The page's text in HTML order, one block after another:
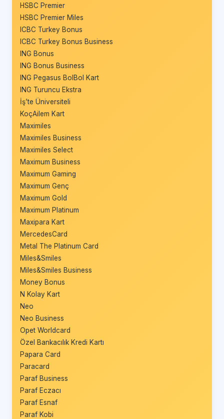
HSBC Premier
HSBC Premier Miles
ICBC Turkey Bonus
ICBC Turkey Bonus Business
ING Bonus
ING Bonus Business
ING Pegasus BolBol Kart
ING Turuncu Ekstra
İş’te Üniversiteli
KoçAilem Kart
Maximiles
Maximiles Business
Maximiles Select
Maximum Business
Maximum Gaming
Maximum Genç
Maximum Gold
Maximum Platinum
Maxipara Kart
MercedesCard
Metal The Platinum Card
Miles&Smiles
Miles&Smiles Business
Money Bonus
N Kolay Kart
Neo
Neo Business
Opet Worldcard
Özel Bankacılık Kredi Kartı
Papara Card
Paracard
Paraf Business
Paraf Eczacı
Paraf Esnaf
Paraf Kobi